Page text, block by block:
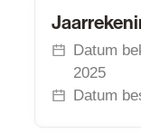
Datum
2025
Datum